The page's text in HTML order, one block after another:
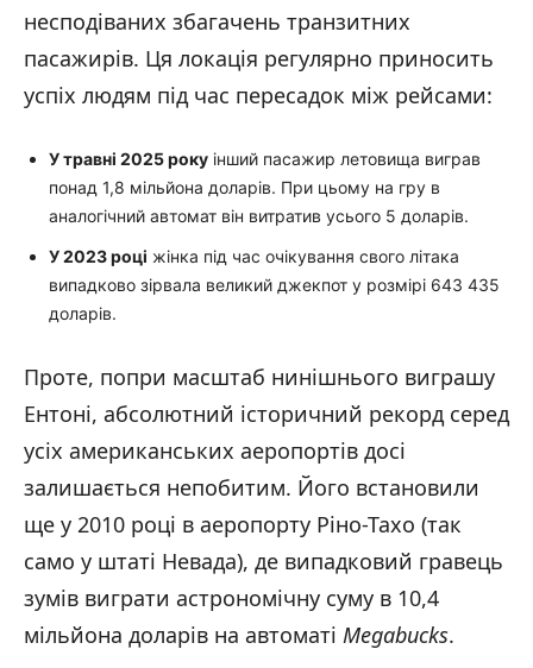
несподіваних збагачень транзитних
пасажирів. Ця локація регулярно приносить
успіх людям під час пересадок між рейсами:
У травні 2025 року інший пасажир летовища виграв
понад 1,8 мільйона доларів. При цьому на гру в
аналогічний автомат він витратив усього 5 доларів.
У 2023 році жінка під час очікування свого літака
випадково зірвала великий джекпот у розмірі 643 435
доларів.
Проте, попри масштаб нинішнього виграшу
Ентоні, абсолютний історичний рекорд серед
усіх американських аеропортів досі
залишається непобитим. Його встановили
ще у 2010 році в аеропорту Ріно-Тахо (так
само у штаті Невада), де випадковий гравець
зумів виграти астрономічну суму в 10,4
мільйона доларів на автоматі Megabucks.